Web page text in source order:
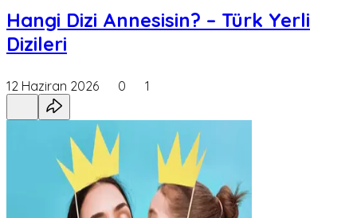
Hangi Dizi Annesisin? – Türk Yerli
Dizileri
12 Haziran 2026 0 1